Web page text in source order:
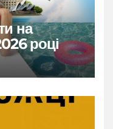
на
році